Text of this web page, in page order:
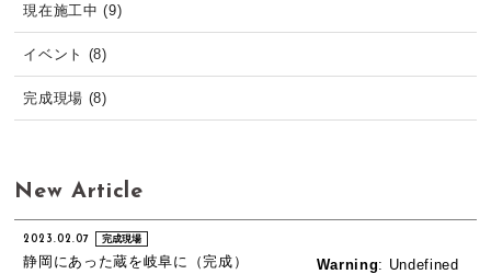
現在施工中 (9)
イベント (8)
完成現場 (8)
New Article
Warning: Undefined
2023.02.07 完成現場
静岡にあった蔵を岐阜に（完成）